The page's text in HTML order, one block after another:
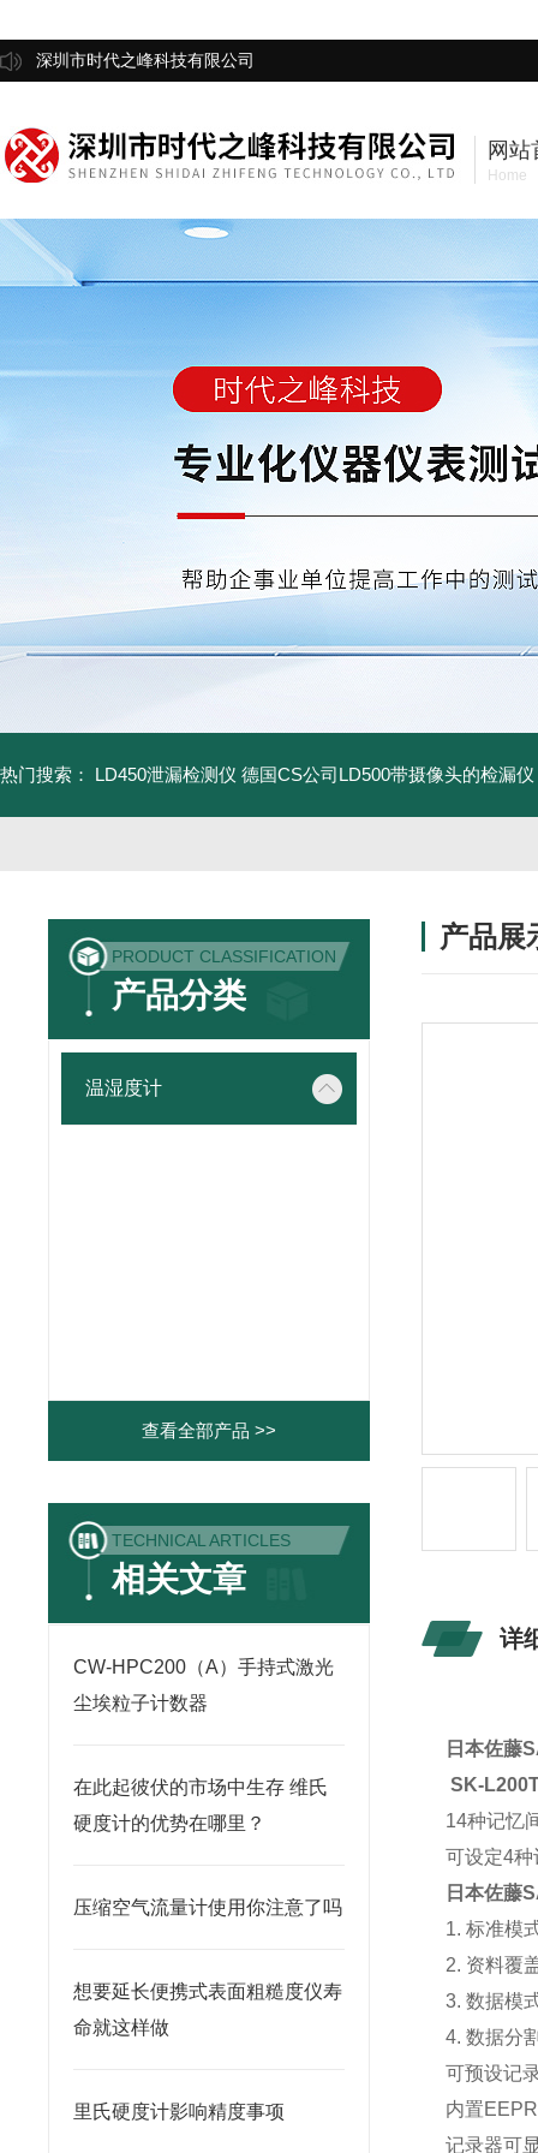
深圳市时代之峰科技有限公司
网站
Home
热门搜索： LD450泄漏检测仪 德国CS公司LD500带摄像头的检漏仪
PRODUCT CLASSIFICATION
产品分类
温湿度计
查看全部产品 >>
TECHNICAL ARTICLES
相关文章
CW-HPC200（A）手持式激光
尘埃粒子计数器
在此起彼伏的市场中生存 维氏
硬度计的优势在哪里？
压缩空气流量计使用你注意了吗
想要延长便携式表面粗糙度仪寿
命就这样做
里氏硬度计影响精度事项
产品展
详
日本佐藤
SK-
14种记忆
可设定4
日本佐藤
1. 标准模
2. 资料覆
3. 数据模
4. 数据分
可预设记
内置
记录器可